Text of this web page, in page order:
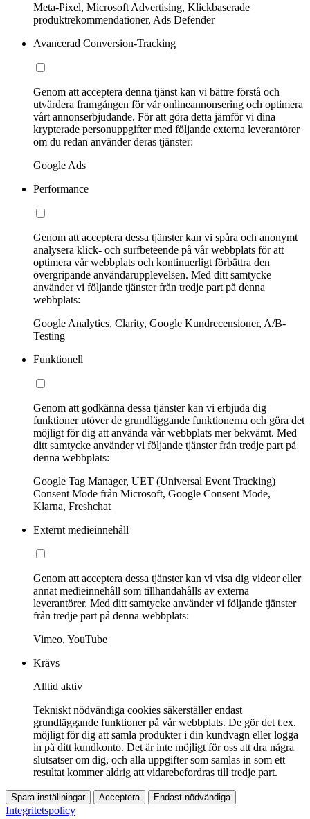
Meta-Pixel, Microsoft Advertising, Klickbaserade
produktrekommendationer, Ads Defender
Avancerad Conversion-Tracking
Genom att acceptera denna tjänst kan vi bättre förstå och
utvärdera framgången för vår onlineannonsering och optimera
vårt annonserbjudande. För att göra detta jämför vi dina
krypterade personuppgifter med följande externa leverantörer
om du redan använder deras tjänster:
Google Ads
Performance
Genom att acceptera dessa tjänster kan vi spåra och anonymt
analysera klick- och surfbeteende på vår webbplats för att
optimera vår webbplats och kontinuerligt förbättra den
övergripande användarupplevelsen. Med ditt samtycke
använder vi följande tjänster från tredje part på denna
webbplats:
Google Analytics, Clarity, Google Kundrecensioner, A/B-
Testing
Funktionell
Genom att godkänna dessa tjänster kan vi erbjuda dig
funktioner utöver de grundläggande funktionerna och göra det
möjligt för dig att använda vår webbplats mer bekvämt. Med
ditt samtycke använder vi följande tjänster från tredje part på
denna webbplats:
Google Tag Manager, UET (Universal Event Tracking)
Consent Mode från Microsoft, Google Consent Mode,
Klarna, Freshchat
Externt medieinnehåll
Genom att acceptera dessa tjänster kan vi visa dig videor eller
annat medieinnehåll som tillhandahålls av externa
leverantörer. Med ditt samtycke använder vi följande tjänster
från tredje part på denna webbplats:
Vimeo, YouTube
Krävs
Alltid aktiv
Tekniskt nödvändiga cookies säkerställer endast
grundläggande funktioner på vår webbplats. De gör det t.ex.
möjligt för dig att samla produkter i din kundvagn eller logga
in på ditt kundkonto. Det är inte möjligt för oss att dra några
slutsatser om dig, och alla uppgifter som samlas in som ett
resultat kommer aldrig att vidarebefordras till tredje part.
Spara inställningar Acceptera Endast nödvändiga
Integritetspolicy